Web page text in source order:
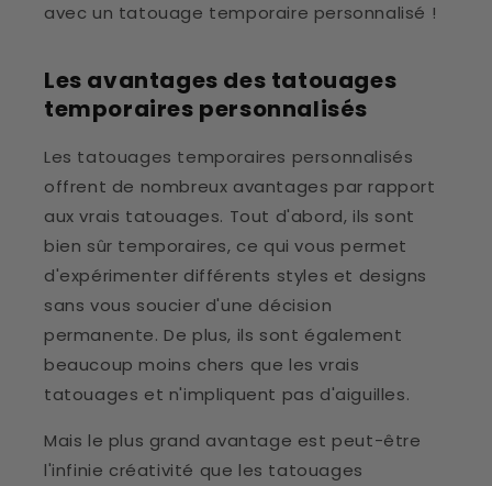
avec un tatouage temporaire personnalisé !
Les avantages des tatouages
temporaires personnalisés
Les tatouages temporaires personnalisés
offrent de nombreux avantages par rapport
aux vrais tatouages. Tout d'abord, ils sont
bien sûr temporaires, ce qui vous permet
d'expérimenter différents styles et designs
sans vous soucier d'une décision
permanente. De plus, ils sont également
beaucoup moins chers que les vrais
tatouages et n'impliquent pas d'aiguilles.
Mais le plus grand avantage est peut-être
l'infinie créativité que les tatouages